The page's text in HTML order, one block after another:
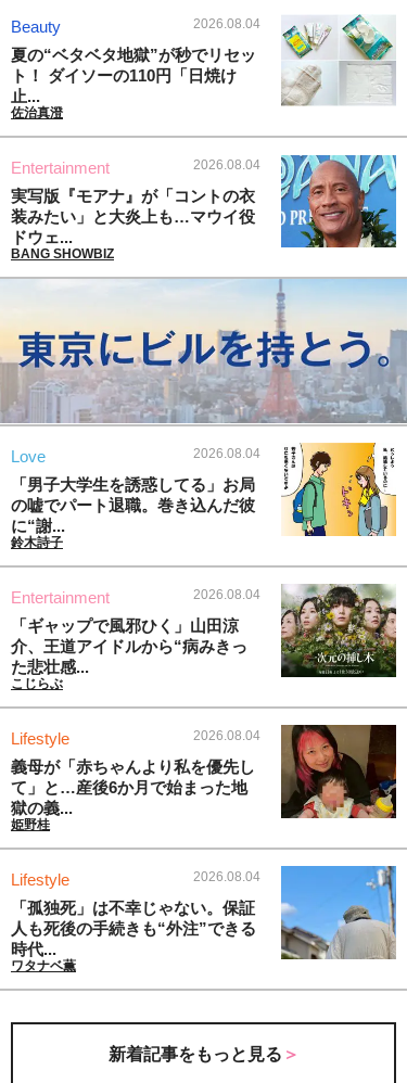
Beauty 2026.08.04
夏の“ベタベタ地獄”が秒でリセッ
ト！ ダイソーの110円「日焼け
止...
佐治真澄
Entertainment 2026.08.04
実写版『モアナ』が「コントの衣
装みたい」と大炎上も…マウイ役
ドウェ...
BANG SHOWBIZ
Love 2026.08.04
「男子大学生を誘惑してる」お局
の嘘でパート退職。巻き込んだ彼
に“謝...
鈴木詩子
Entertainment 2026.08.04
「ギャップで風邪ひく」山田涼
介、王道アイドルから“病みきっ
た悲壮感...
こじらぶ
Lifestyle 2026.08.04
義母が「赤ちゃんより私を優先し
て」と…産後6か月で始まった地
獄の義...
姫野桂
Lifestyle 2026.08.04
「孤独死」は不幸じゃない。保証
人も死後の手続きも“外注”できる
時代...
ワタナベ薫
新着記事をもっと見る